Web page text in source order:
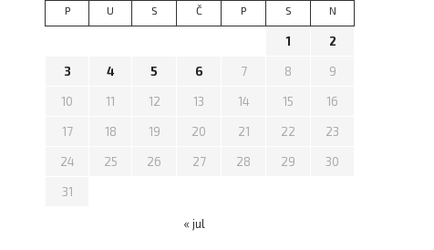
P U S Č P S N
1 2
3 4 5 6 7 8 9
10 11 12 13 14 15 16
17 18 19 20 21 22 23
24 25 26 27 28 29 30
31
« jul